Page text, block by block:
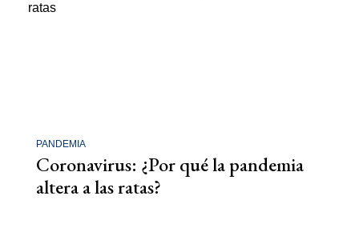
PANDEMIA
Coronavirus: ¿Por qué la pandemia
altera a las ratas?